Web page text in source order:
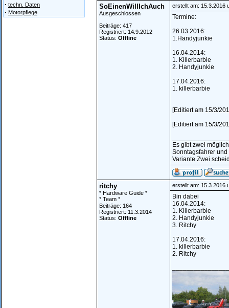
· techn. Daten
· Motorpflege
SoEinenWillIchAuch
Ausgeschlossen
Beiträge: 417
Registriert: 14.9.2012
Status: Offline
erstellt am: 15.3.2016
Termine:
26.03.2016:
1.Handyjunkie
16.04.2014:
1. Killerbarbie
2. Handyjunkie
17.04.2016:
1. killerbarbie
[Editiert am 15/3/
[Editiert am 15/3/
Es gibt zwei
Sonntagsfahrer und
Variante Zwei
ritchy
* Hardware Guide *
* Team *
Beiträge: 164
Registriert: 11.3.2014
Status: Offline
erstellt am: 15.3.2016
Bin dabei
16.04.2014:
1. Killerbarbie
2. Handyjunkie
3. Ritchy
17.04.2016:
1. killerbarbie
2. Ritchy